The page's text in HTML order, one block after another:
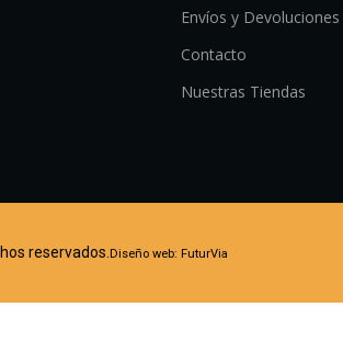
Envíos y Devoluciones
Contacto
Nuestras Tiendas
reservados. Diseño web: FuturVia